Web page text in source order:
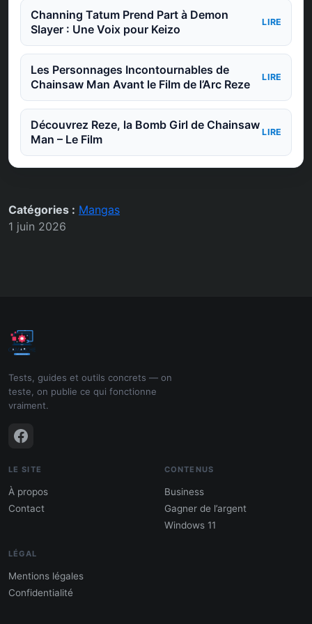
Channing Tatum Prend Part à Demon
Slayer : Une Voix pour Keizo
LIRE
Les Personnages Incontournables de
Chainsaw Man Avant le Film de l’Arc Reze
LIRE
Découvrez Reze, la Bomb Girl de Chainsaw
Man – Le Film
LIRE
Catégories : Mangas
1 juin 2026
Tests, guides et outils concrets — on
teste, on publie ce qui fonctionne
vraiment.
LE SITE
À propos
Contact
CONTENUS
Business
Gagner de l’argent
Windows 11
LÉGAL
Mentions légales
Confidentialité